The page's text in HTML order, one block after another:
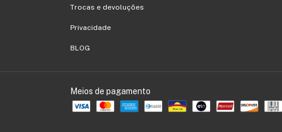
Trocas e devoluções
Privacidade
BLOG
Meios de pagamento